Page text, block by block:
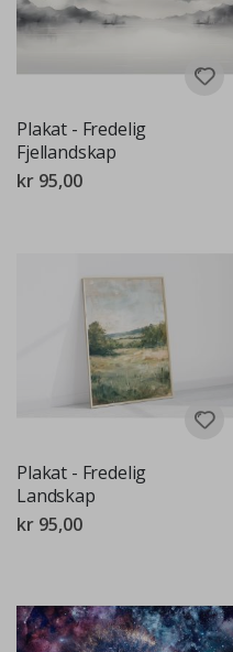
Plakat - Fredelig
Fjellandskap
kr 95,00
Plakat - Fredelig
Landskap
kr 95,00